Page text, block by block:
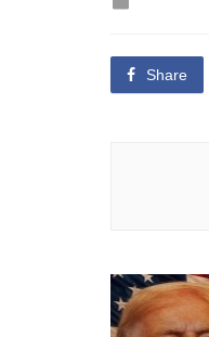
Share